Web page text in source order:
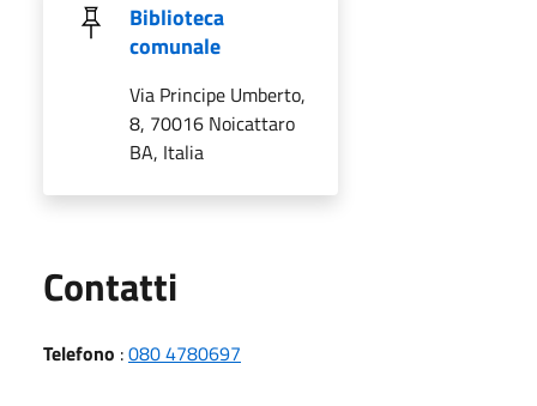
Biblioteca
comunale
Via Principe Umberto,
8, 70016 Noicattaro
BA, Italia
Contatti
Telefono :080 4780697